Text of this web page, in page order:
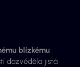
blízkému
dozvěděla jistá